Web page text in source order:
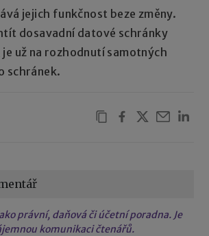
jejich funkčnost beze změny.
dosavadní datové schránky
už na rozhodnutí samotných
schránek.
právní, daňová či účetní poradna. Je
komunikaci čtenářů.